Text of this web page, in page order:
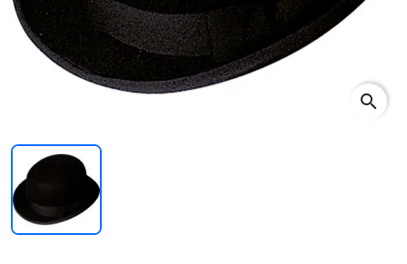
search